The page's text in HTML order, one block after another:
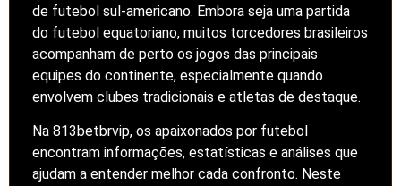
de futebol sul-americano. Embora seja uma partida
do futebol equatoriano, muitos torcedores brasileiros
acompanham de perto os jogos das principais
equipes do continente, especialmente quando
envolvem clubes tradicionais e atletas de destaque.
Na 813betbrvip, os apaixonados por futebol
encontram informações, estatísticas e análises que
ajudam a entender melhor cada confronto. Neste